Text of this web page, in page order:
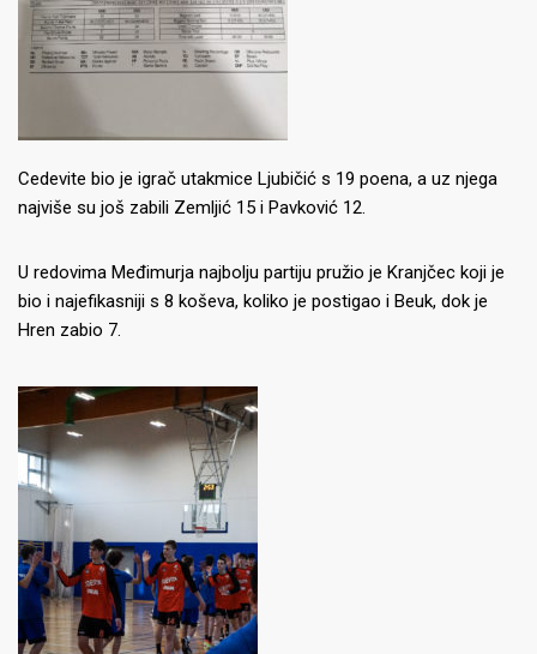
Cedevite bio je igrač utakmice Ljubičić s 19 poena, a uz njega
najviše su još zabili Zemljić 15 i Pavković 12.
U redovima Međimurja najbolju partiju pružio je Kranjčec koji je
bio i najefikasniji s 8 koševa, koliko je postigao i Beuk, dok je
Hren zabio 7.